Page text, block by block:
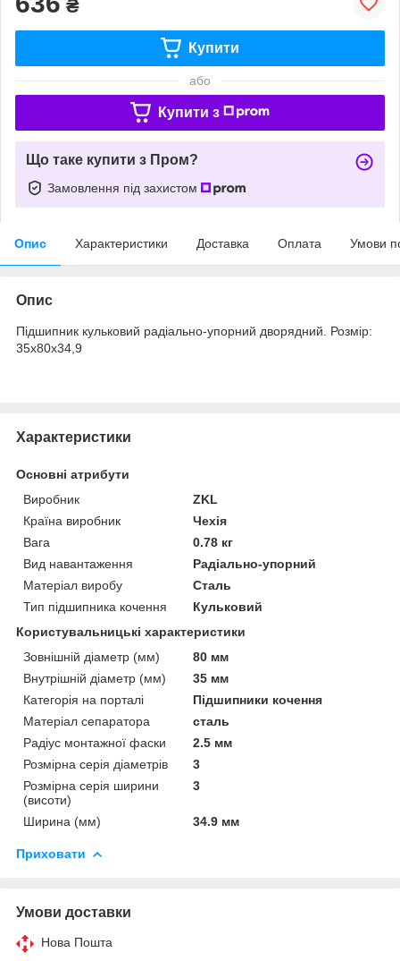
₴
Купити
або
Купити з
Що таке купити з Пром?
Замовлення під захистом
Опис Характеристики Доставка Оплата Умови
Опис
Підшипник кульковий радіально-упорний дворядний. Розмір:
35х80х34,9
Характеристики
Основні атрибути
Виробник
ZKL
Країна виробник
Чехія
Вага
0.78 кг
Вид навантаження
Радіально-упорний
Матеріал виробу
Сталь
Тип підшипника кочення
Кульковий
Користувальницькі характеристики
Зовнішній діаметр (мм)
80 мм
Внутрішній діаметр (мм)
35 мм
Категорія на порталі
Підшипники кочення
Матеріал сепаратора
сталь
Радіус монтажної фаски
2.5 мм
Розмірна серія діаметрів
3
Розмірна серія ширини
(висоти)
3
Ширина (мм) 34.9 мм
Приховати
Умови доставки
Нова Пошта